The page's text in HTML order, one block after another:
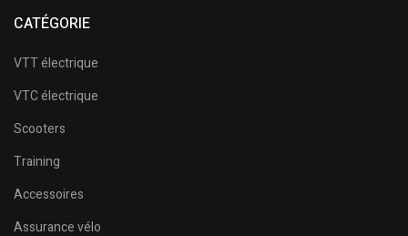
CATÉGORIE
VTT électrique
VTC électrique
Scooters
Training
Accessoires
Assurance vélo